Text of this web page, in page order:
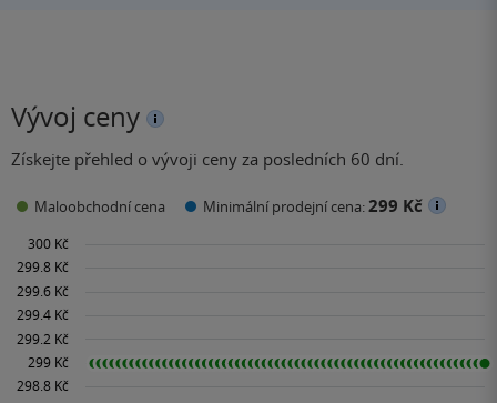
Vývoj ceny
Získejte přehled o vývoji ceny za posledních 60 dní.
Maloobchodní cena Minimální prodejní cena:299 Kč